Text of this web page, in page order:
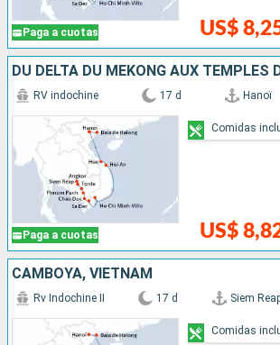
Paga a cuotas US$
Paga a cuotas
RV indochine 17 d Hanoï
US$
Comidas
CAMBOYA, VIETNAM
Rv Indochine II 17 d Siem
Comidas